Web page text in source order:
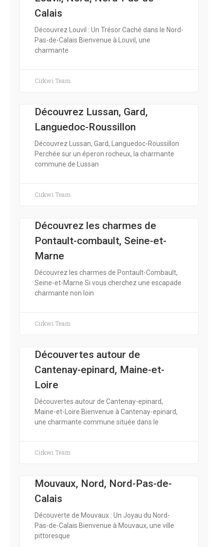
Calais
Découvrez Louvil : Un Trésor Caché dans le Nord-
Pas-de-Calais Bienvenue à Louvil, une
charmante
Cirkwi Team
Découvrez Lussan, Gard,
Languedoc-Roussillon
Découvrez Lussan, Gard, Languedoc-Roussillon
Perchée sur un éperon rocheux, la charmante
commune de Lussan
Cirkwi Team
Découvrez les charmes de
Pontault-combault, Seine-et-
Marne
Découvrez les charmes de Pontault-Combault,
Seine-et-Marne Si vous cherchez une escapade
charmante non loin
Cirkwi Team
Découvertes autour de
Cantenay-epinard, Maine-et-
Loire
Découvertes autour de Cantenay-epinard,
Maine-et-Loire Bienvenue à Cantenay-epinard,
une charmante commune située dans le
Cirkwi Team
Mouvaux, Nord, Nord-Pas-de-
Calais
Découverte de Mouvaux : Un Joyau du Nord-
Pas-de-Calais Bienvenue à Mouvaux, une ville
pittoresque